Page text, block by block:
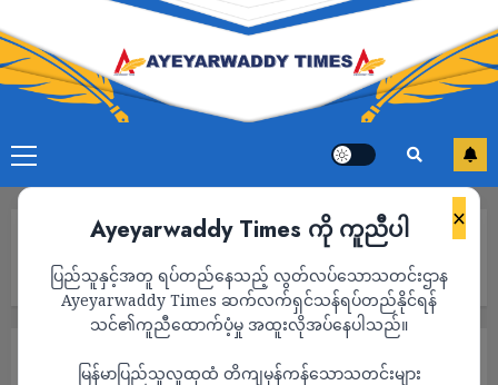
×
Ayeyarwaddy Times ကို ကူညီပါ
ပြည်သူနှင့်အတူ ရပ်တည်နေသည့် လွတ်လပ်သောသတင်းဌာန
Ayeyarwaddy Times ဆက်လက်ရှင်သန်ရပ်တည်နိုင်ရန်
သင်၏ကူညီထောက်ပံ့မှု အထူးလိုအပ်နေပါသည်။
မြန်မာပြည်သူလူထုထံ တိကျမှန်ကန်သောသတင်းများ
တိုက်ခိုးယူခဲ့သည့် မြန်မာ ၄ ဦးကို ထိုင်းရဲတပ်ဖွဲ့ ဖမ်းဆီးရမိ